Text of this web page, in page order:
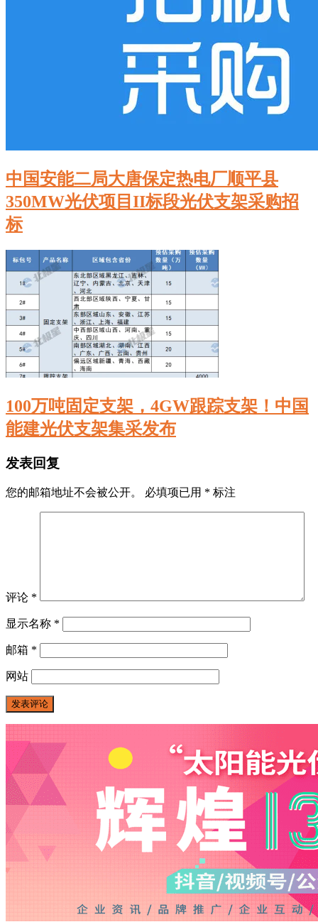
中国安能二局大唐保定热电厂顺平县
350MW光伏项目II标段光伏支架采购招
标
100万吨固定支架，4GW跟踪支架！中国
能建光伏支架集采发布
发表回复
您的邮箱地址不会被公开。 必填项已用 * 标注
评论 *
显示名称 *
邮箱 *
网站